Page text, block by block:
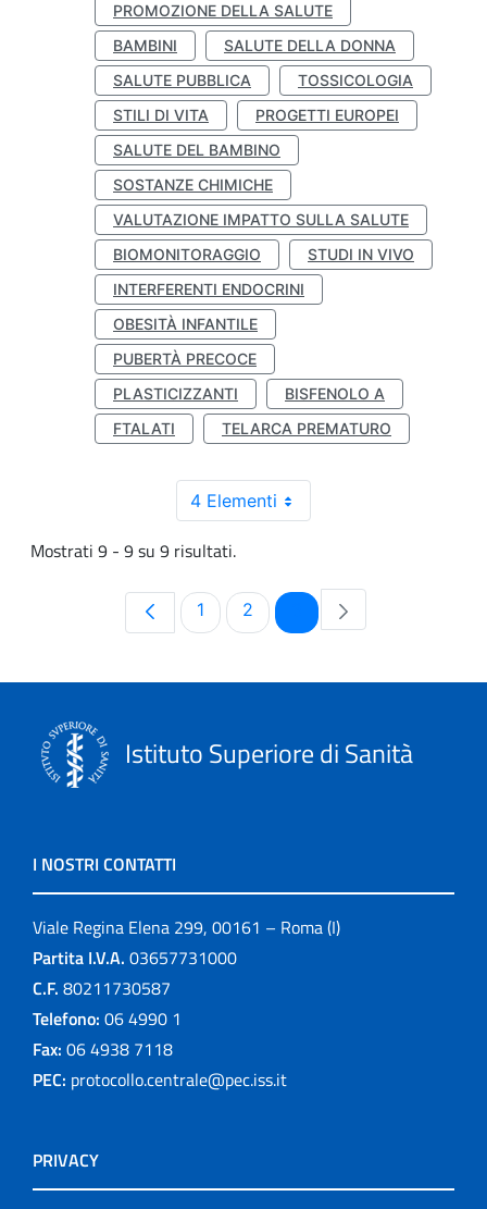
PROMOZIONE DELLA SALUTE
BAMBINI
SALUTE DELLA DONNA
SALUTE PUBBLICA
TOSSICOLOGIA
STILI DI VITA
PROGETTI EUROPEI
SALUTE DEL BAMBINO
SOSTANZE CHIMICHE
VALUTAZIONE IMPATTO SULLA SALUTE
BIOMONITORAGGIO
STUDI IN VIVO
INTERFERENTI ENDOCRINI
OBESITÀ INFANTILE
PUBERTÀ PRECOCE
PLASTICIZZANTI
BISFENOLO A
FTALATI
TELARCA PREMATURO
4 Elementi
Mostrati 9 - 9 su 9 risultati.
Pagina
1 Pagina
2 Pagina
Istituto Superiore di Sanità
I NOSTRI CONTATTI
Viale Regina Elena 299, 00161 – Roma (I)
Partita I.V.A. 03657731000
C.F. 80211730587
Telefono: 06 4990 1
Fax: 06 4938 7118
PEC: protocollo.centrale@pec.iss.it
PRIVACY